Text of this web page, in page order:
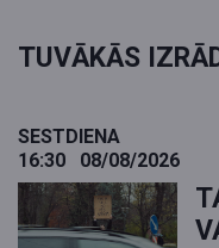
TUVĀKĀS
SESTDIENA
16:30
08/08/2026